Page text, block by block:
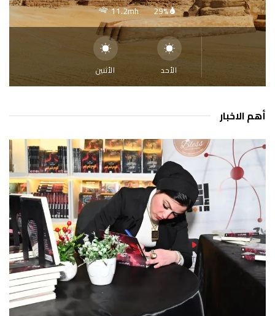
29%
11.2mh
الأحد الأثنين
أهم الاخبار